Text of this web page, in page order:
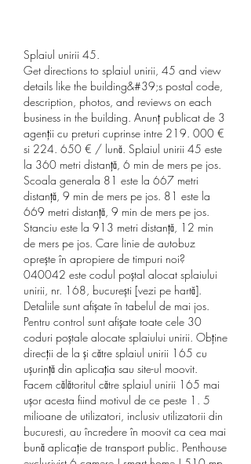
Splaiul unirii 45.
Get directions to splaiul unirii, 45 and view
details like the building&#39;s postal code,
description, photos, and reviews on each
business in the building. Anunț publicat de 3
agenții cu preturi cuprinse intre 219. 000 €
si 224. 650 € / lună. Splaiul unirii 45 este
la 360 metri distanță, 6 min de mers pe jos.
Scoala generala 81 este la 667 metri
distanță, 9 min de mers pe jos. 81 este la
669 metri distanță, 9 min de mers pe jos.
Stanciu este la 913 metri distanță, 12 min
de mers pe jos. Care linie de autobuz
oprește în apropiere de timpuri noi?
040042 este codul poștal alocat splaiului
unirii, nr. 168, bucurești [vezi pe hartă].
Detaliile sunt afișate în tabelul de mai jos.
Pentru control sunt afișate toate cele 30
coduri poștale alocate splaiului unirii. Obține
direcții de la și către splaiul unirii 165 cu
ușurință din aplicația sau site-ul moovit.
Facem călătoritul către splaiul unirii 165 mai
ușor acesta fiind motivul de ce peste 1. 5
milioane de utilizatori, inclusiv utilizatorii din
bucuresti, au încredere în moovit ca cea mai
bună aplicație de transport public. Penthouse